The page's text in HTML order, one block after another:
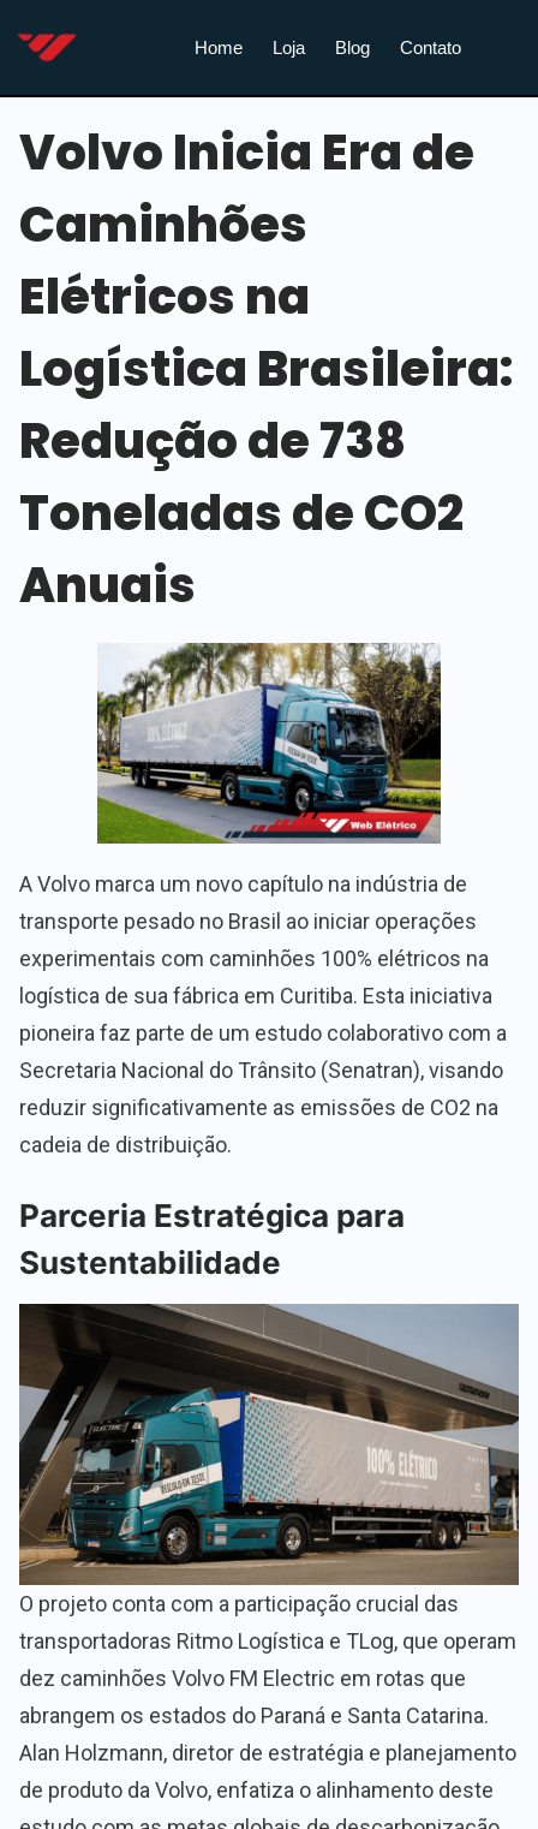
Home Loja Blog Contato
Volvo Inicia Era de
Caminhões
Elétricos na
Logística Brasileira:
Redução de 738
Toneladas de CO2
Anuais
A Volvo marca um novo capítulo na indústria de
transporte pesado no Brasil ao iniciar operações
experimentais com caminhões 100% elétricos na
logística de sua fábrica em Curitiba. Esta iniciativa
pioneira faz parte de um estudo colaborativo com a
Secretaria Nacional do Trânsito (Senatran), visando
reduzir significativamente as emissões de CO2 na
cadeia de distribuição.
Parceria Estratégica para
Sustentabilidade
O projeto conta com a participação crucial das
transportadoras Ritmo Logística e TLog, que operam
dez caminhões Volvo FM Electric em rotas que
abrangem os estados do Paraná e Santa Catarina.
Alan Holzmann, diretor de estratégia e planejamento
de produto da Volvo, enfatiza o alinhamento deste